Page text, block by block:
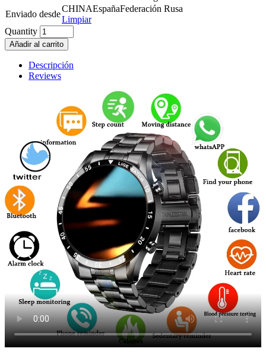
Enviado desde
CHINAEspañaFederación Rusa
Limpiar
Quantity
Añadir al carrito
Descripción
Reviews